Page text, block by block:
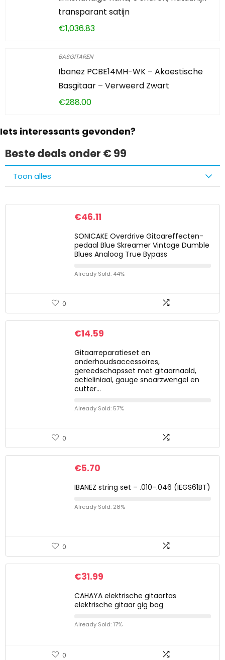
transparant satijn
€1,036.83
BASGITAREN
Ibanez PCBE14MH-WK – Akoestische
Basgitaar – Verweerd Zwart
€288.00
Iets interessants gevonden?
Beste deals onder € 99
Toon alles
€46.11
SONICAKE Overdrive Gitaareffecten-
pedaal Blue Skreamer Vintage Dumble
Blues Analoog True Bypass
Already Sold: 44%
0
€14.59
Gitaarreparatieset en
onderhoudsaccessoires,
gereedschapsset met gitaarnaald,
actieliniaal, gauge snaarzwengel en
cutter…
Already Sold: 57%
0
€5.70
IBANEZ string set – .010-.046 (IEGS61BT)
Already Sold: 28%
0
€31.99
CAHAYA elektrische gitaartas
elektrische gitaar gig bag
Already Sold: 17%
0